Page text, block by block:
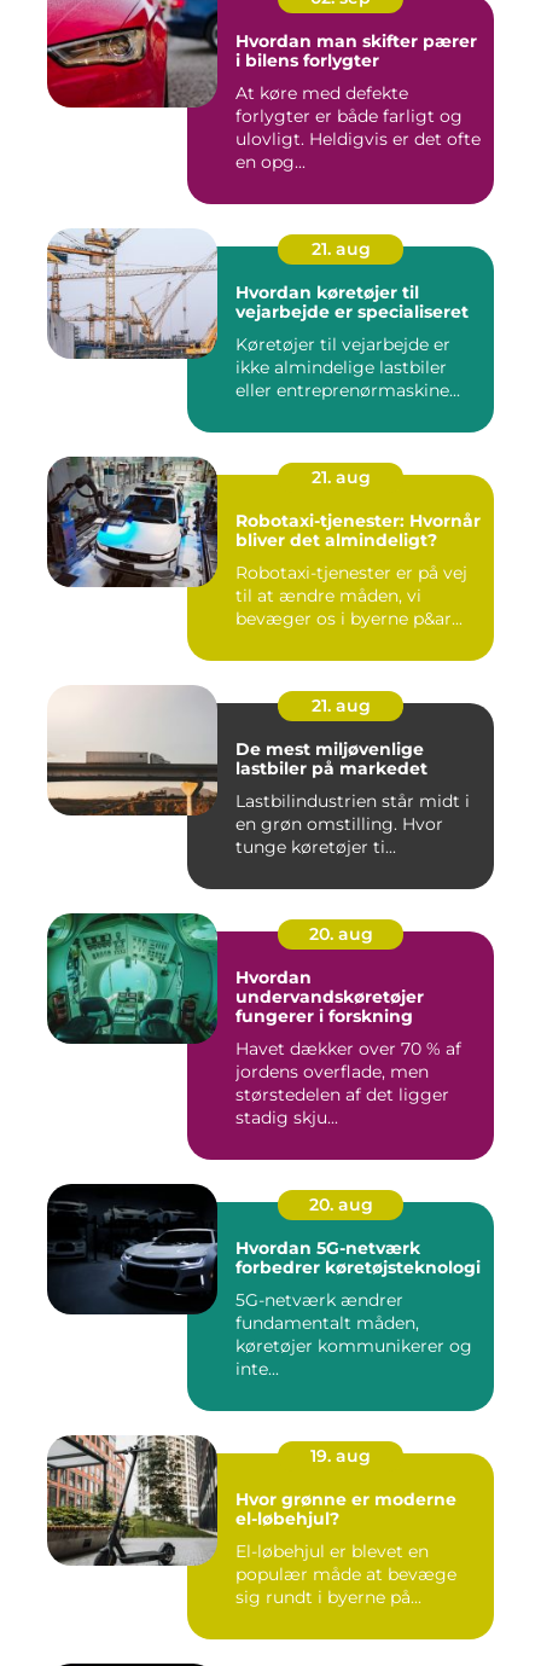
Hvordan man skifter pærer
i bilens forlygter
At køre med defekte
forlygter er både farligt og
ulovligt. Heldigvis er det ofte
en opg...
21. aug
Hvordan køretøjer til
vejarbejde er specialiseret
Køretøjer til vejarbejde er
ikke almindelige lastbiler
eller entreprenørmaskine...
21. aug
Robotaxi-tjenester: Hvornår
bliver det almindeligt?
Robotaxi-tjenester er på vej
til at ændre måden, vi
bevæger os i byerne p&ar...
21. aug
De mest miljøvenlige
lastbiler på markedet
Lastbilindustrien står midt i
en grøn omstilling. Hvor
tunge køretøjer ti...
20. aug
Hvordan
undervandskøretøjer
fungerer i forskning
Havet dækker over 70 % af
jordens overflade, men
størstedelen af det ligger
stadig skju...
20. aug
Hvordan 5G-netværk
forbedrer køretøjsteknologi
5G-netværk ændrer
fundamentalt måden,
køretøjer kommunikerer og
inte...
19. aug
Hvor grønne er moderne
el-løbehjul?
El-løbehjul er blevet en
populær måde at bevæge
sig rundt i byerne på...